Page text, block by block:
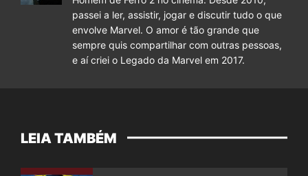
passei a ler, assistir, jogar e discutir tudo o que
envolve Marvel. O amor é tão grande que
sempre quis compartilhar com outras pessoas,
e aí criei o Legado da Marvel em 2017.
LEIA TAMBÉM